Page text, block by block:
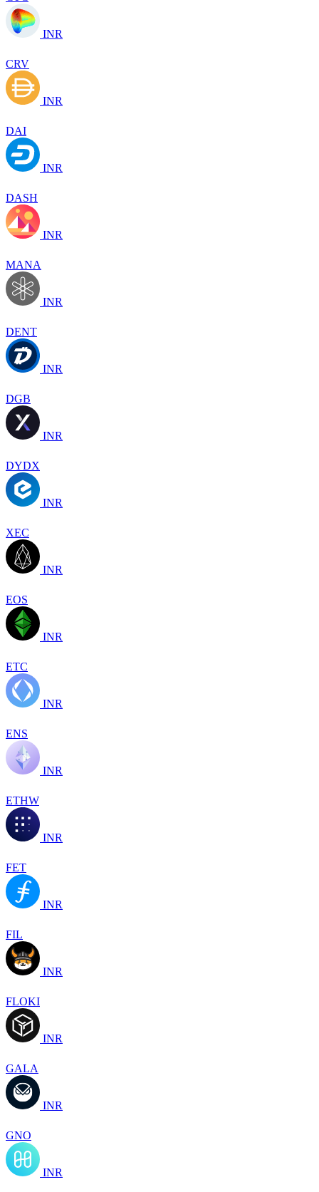
INR
CRV
INR
DAI
INR
DASH
INR
MANA
INR
DENT
INR
DGB
INR
DYDX
INR
XEC
INR
EOS
INR
ETC
INR
ENS
INR
ETHW
INR
FET
INR
FIL
INR
FLOKI
INR
GALA
INR
GNO
INR